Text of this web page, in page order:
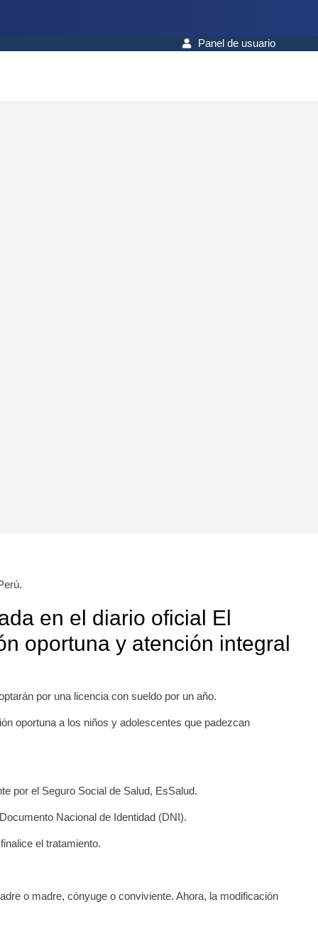
Panel de usuario
en el diario oficial El
oportuna y atención integral
por una licencia con sueldo por un año.
oportuna a los niños y adolescentes que padezcan
por el Seguro Social de Salud, EsSalud.
Nacional de Identidad (DNI).
el tratamiento.
o madre, cónyuge o conviviente. Ahora, la modificación